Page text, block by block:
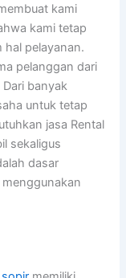
kami
kami tetap
pelayanan.
pelanggan dari
banyak
untuk tetap
jasa Rental
sekaligus
dasar